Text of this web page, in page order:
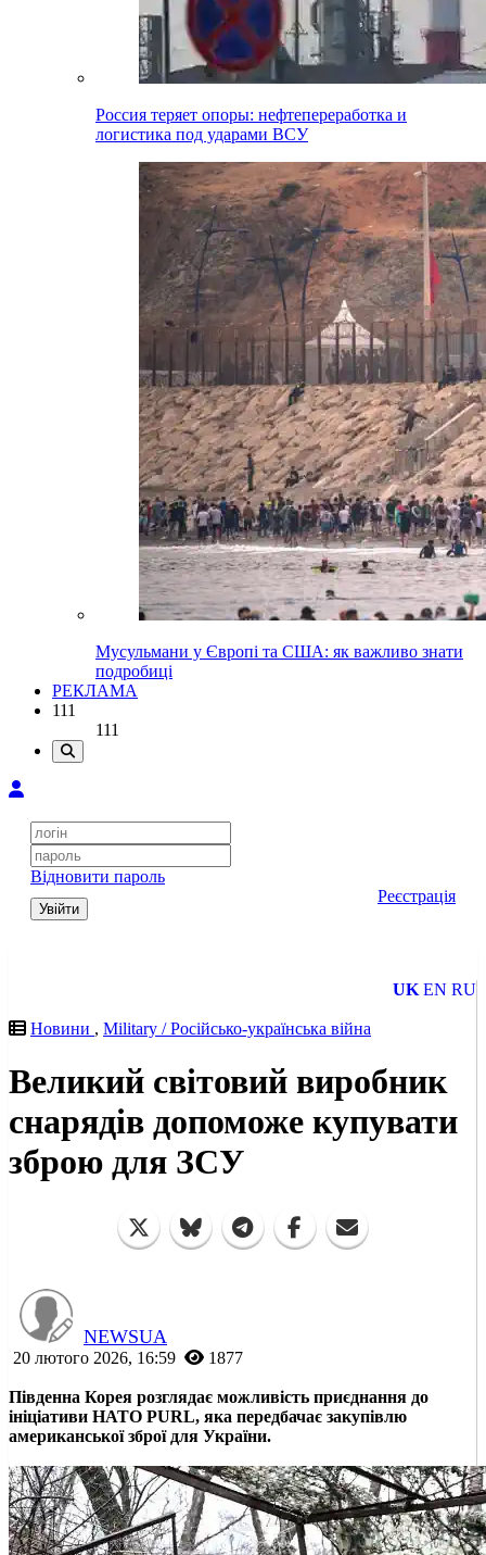
Россия теряет опоры: нефтепереработка и
логистика под ударами ВСУ
Мусульмани у Європі та США: як важливо знати
подробиці
РЕКЛАМА
111
111
Відновити пароль
Увійти
Реєстрація
UK EN RU
Новини , Military / Російсько-українська війна
Великий світовий виробник
снарядів допоможе купувати
зброю для ЗСУ
NEWSUA
20 лютого 2026, 16:59 1877
Південна Корея розглядає можливість приєднання до
ініціативи НАТО PURL, яка передбачає закупівлю
американської зброї для України.